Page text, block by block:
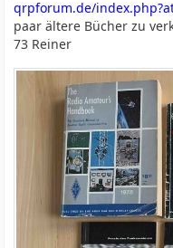
qrpforum.de/
paar ältere Bücher zu
73 Reiner